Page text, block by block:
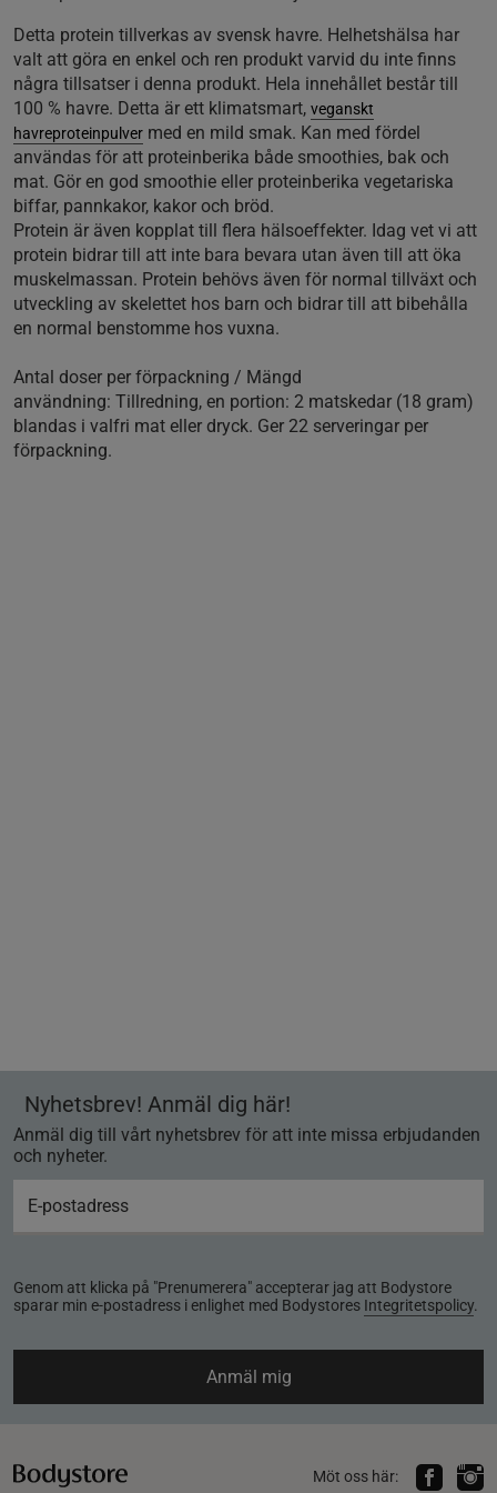
Detta protein tillverkas av svensk havre. Helhetshälsa har
valt att göra en enkel och ren produkt varvid du inte finns
några tillsatser i denna produkt. Hela innehållet består till
100 % havre. Detta är ett klimatsmart, veganskt
havreproteinpulver med en mild smak. Kan med fördel
användas för att proteinberika både smoothies, bak och
mat. Gör en god smoothie eller proteinberika vegetariska
biffar, pannkakor, kakor och bröd.
Protein är även kopplat till flera hälsoeffekter. Idag vet vi att
protein bidrar till att inte bara bevara utan även till att öka
muskelmassan. Protein behövs även för normal tillväxt och
utveckling av skelettet hos barn och bidrar till att bibehålla
en normal benstomme hos vuxna.
Antal doser per förpackning / Mängd
användning: Tillredning, en portion: 2 matskedar (18 gram)
blandas i valfri mat eller dryck. Ger 22 serveringar per
förpackning.
Nyhetsbrev! Anmäl dig här!
Anmäl dig till vårt nyhetsbrev för att inte missa erbjudanden
och nyheter.
Genom att klicka på "Prenumerera" accepterar jag att Bodystore
sparar min e-postadress i enlighet med Bodystores Integritetspolicy.
Anmäl mig
Möt oss här: